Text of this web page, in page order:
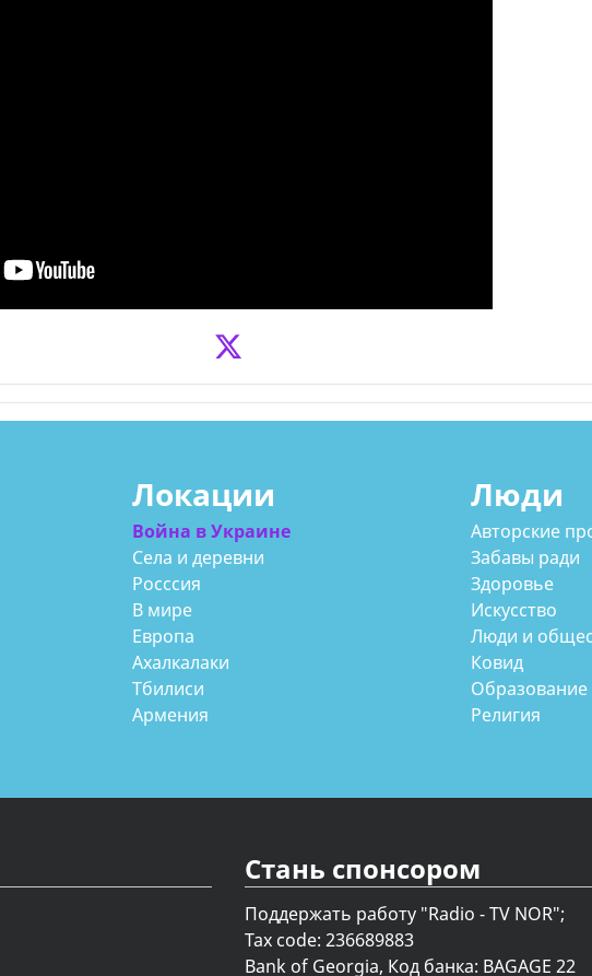
Локации
Война в Украине
Села и деревни
Росссия
В мире
Европа
Ахалкалаки
Тбилиси
Армения
Люди
Авторские
Забавы ради
Здоровье
Искусство
Люди и
Ковид
Образование
Религия
Стань спонсором
Поддержать работу "Radio - TV NOR";
Tax code: 236689883
Bank of Georgia, Код банка: BAGAGE 22